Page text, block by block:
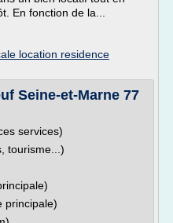
En fonction de la...
location residence
Seine-et-Marne 77
services)
tourisme...)
principale)